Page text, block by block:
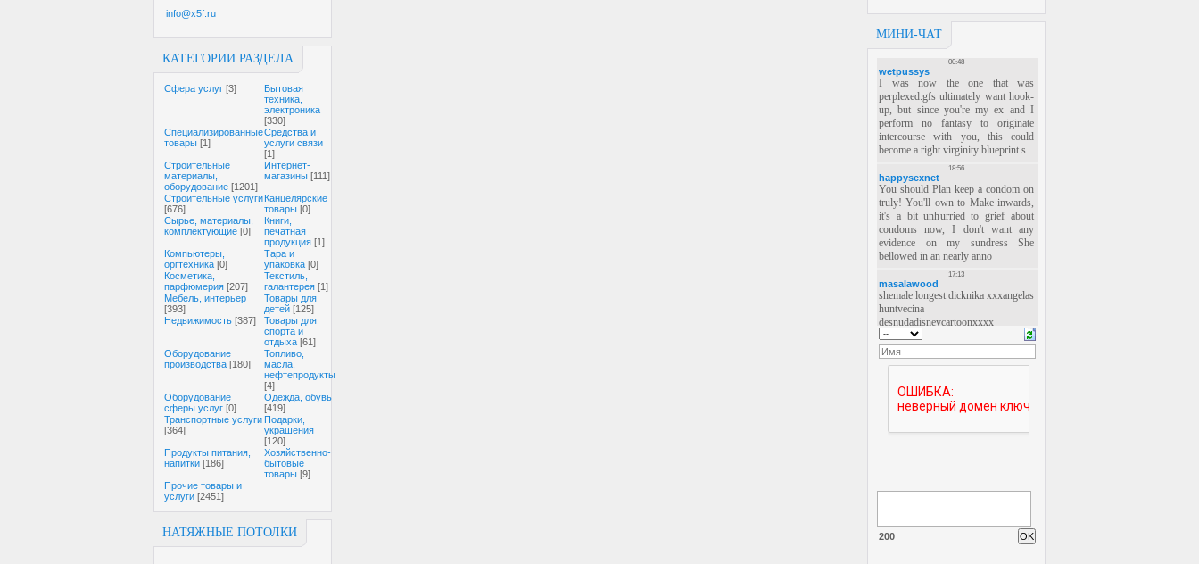
info@x5f.ru
КАТЕГОРИИ РАЗДЕЛА
Cфера услуг [3]
Бытовая
техника,
электроника
[330]
Специализированные
товары [1]
Средства и
услуги связи
[1]
Строительные
материалы,
оборудование [1201]
Интернет-
магазины [111]
Строительные услуги
[676]
Канцелярские
товары [0]
Сырье, материалы,
комплектующие [0]
Книги,
печатная
продукция [1]
Компьютеры,
оргтехника [0]
Тара и
упаковка [0]
Косметика,
парфюмерия [207]
Текстиль,
галантерея [1]
Мебель, интерьер
[393]
Товары для
детей [125]
Недвижимость [387]
Товары для
спорта и
отдыха [61]
Оборудование
производства [180]
Топливо,
масла,
нефтепродукты
[4]
Оборудование
сферы услуг [0]
Одежда, обувь
[419]
Транспортные услуги
[364]
Подарки,
украшения
[120]
Продукты питания,
напитки [186]
Хозяйственно-
бытовые
товары [9]
Прочие товары и
услуги [2451]
НАТЯЖНЫЕ ПОТОЛКИ
МИНИ-ЧАТ
200